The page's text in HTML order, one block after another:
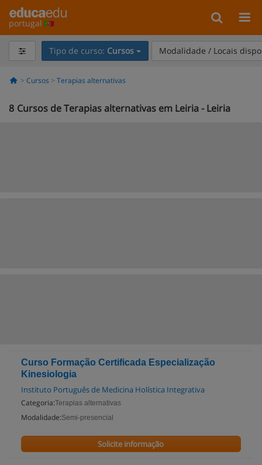
portugal
Tipo de curso: Cursos Modalidade / Locais
Cursos Terapias alternativas
8 Cursos de Terapias alternativas em Leiria - Leiria
Curso Formação Certificada Especialização
Kinesiologia
Instituto Português de Medicina Holística Integrativa
Categoria:Terapias alternativas
Modalidade:Semi-presencial
Solicite informação